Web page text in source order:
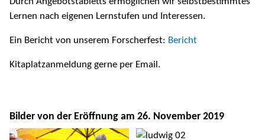
Lernen nach eigenen Lernstufen und Interessen.
Ein Bericht von unserem Forscherfest: Bericht
Kitaplatzanmeldung gerne per Email.
Bilder von der Eröffnung am 26. November 2019